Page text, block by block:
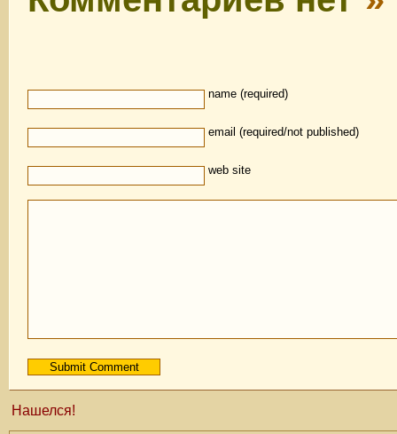
name (required)
email (required/not published)
web site
Нашелся!